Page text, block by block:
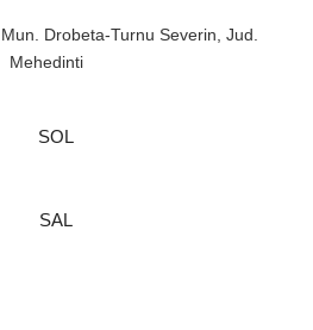
Drobeta-Turnu Severin, Jud.
Mehedinti